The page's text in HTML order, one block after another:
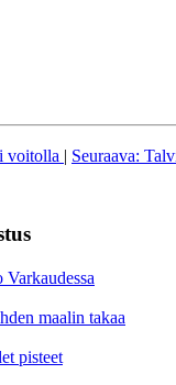
voitolla | Seuraava:
maalin takaa
pisteet